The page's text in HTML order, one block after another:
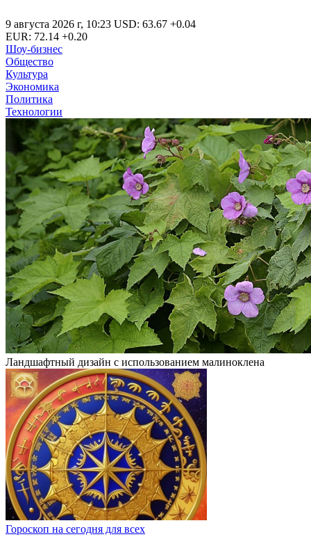
9 августа 2026 г, 10:23 USD: 63.67 +0.04
EUR: 72.14 +0.20
Шоу-бизнес
Общество
Культура
Экономика
Политика
Технологии
Ландшафтный дизайн с использованием малиноклена
Гороскоп на сегодня для всех